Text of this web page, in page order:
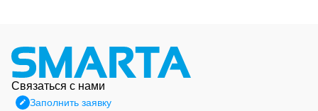
Связаться с нами
Заполнить заявку